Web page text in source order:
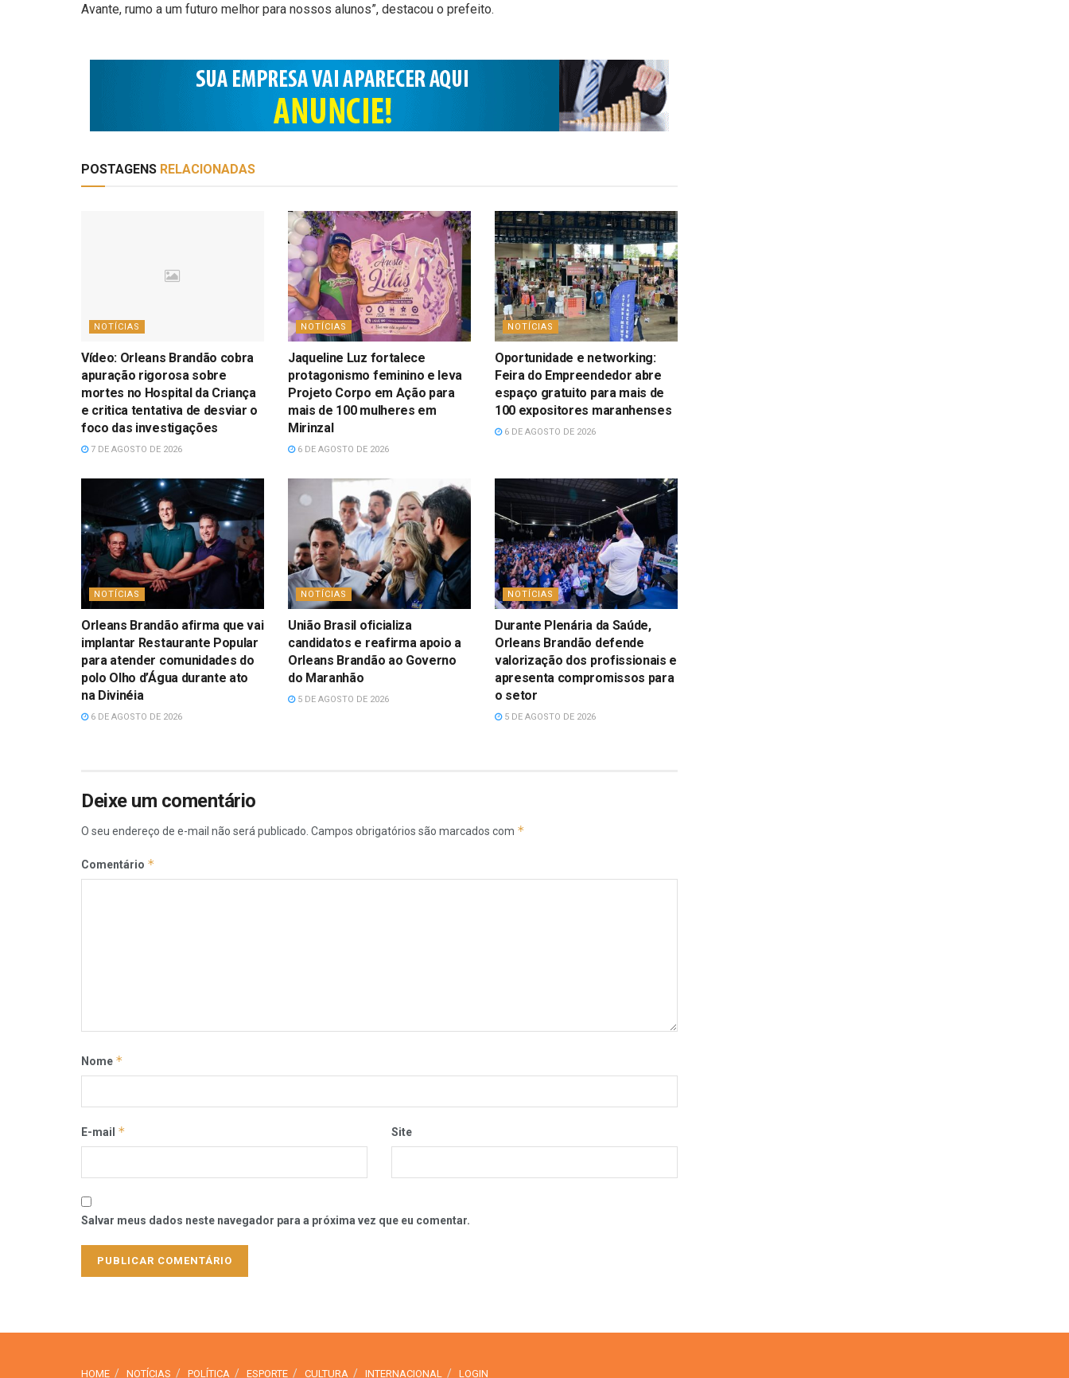
Avante, rumo a um futuro melhor para nossos alunos”, destacou o prefeito.
POSTAGENS RELACIONADAS
NOTÍCIAS
Vídeo: Orleans Brandão cobra
apuração rigorosa sobre
mortes no Hospital da Criança
e critica tentativa de desviar o
foco das investigações
7 DE AGOSTO DE 2026
NOTÍCIAS
Jaqueline Luz fortalece
protagonismo feminino e leva
Projeto Corpo em Ação para
mais de 100 mulheres em
Mirinzal
6 DE AGOSTO DE 2026
NOTÍCIAS
Oportunidade e networking:
Feira do Empreendedor abre
espaço gratuito para mais de
100 expositores maranhenses
6 DE AGOSTO DE 2026
NOTÍCIAS
Orleans Brandão afirma que vai
implantar Restaurante Popular
para atender comunidades do
polo Olho d’Água durante ato
na Divinéia
6 DE AGOSTO DE 2026
NOTÍCIAS
União Brasil oficializa
candidatos e reafirma apoio a
Orleans Brandão ao Governo
do Maranhão
5 DE AGOSTO DE 2026
NOTÍCIAS
Durante Plenária da Saúde,
Orleans Brandão defende
valorização dos profissionais e
apresenta compromissos para
o setor
5 DE AGOSTO DE 2026
Deixe um comentário
O seu endereço de e-mail não será publicado. Campos obrigatórios são marcados com *
Comentário *
Nome *
E-mail * Site
Salvar meus dados neste navegador para a próxima vez que eu comentar.
HOME NOTÍCIAS POLÍTICA ESPORTE CULTURA INTERNACIONAL LOGIN